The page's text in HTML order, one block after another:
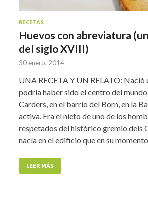
RECETAS
Huevos con abreviatura
del siglo XVIII)
30 enero, 2014
UNA RECETA Y UN RELATO: Nació
podría haber sido el centro del
Carders, en el barrio del Born, en la
activa. Era el nieto de uno de los
respetados del histórico gremio dels
nacía en el edificio que en su momento
LEER MÁS